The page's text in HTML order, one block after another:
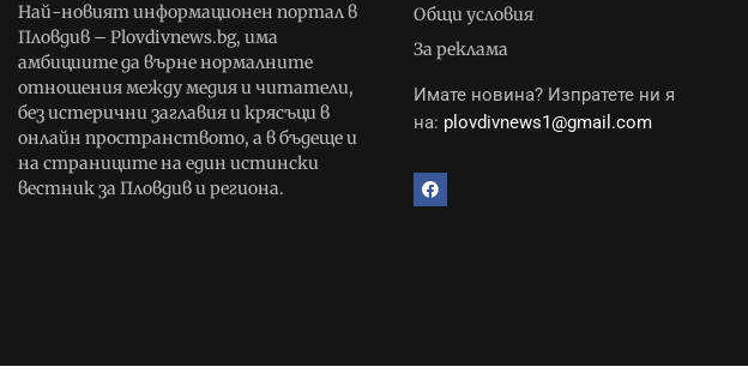
Най-новият информационен портал в
Пловдив – Plovdivnews.bg, има
амбициите да върне нормалните
отношения между медия и читатели,
без истерични заглавия и крясъци в
онлайн пространството, а в бъдеще и
на страниците на един истински
вестник за Пловдив и региона.
Общи условия
За реклама
Имате новина? Изпратете ни я
на: plovdivnews1@gmail.com